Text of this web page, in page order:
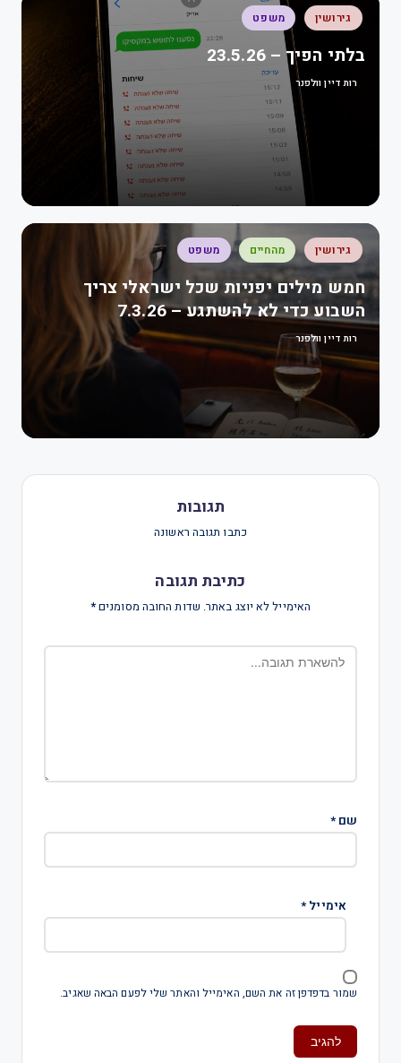
גירושין משפט
בלתי הפיך – 23.5.26
רות דיין וולפנר
גירושין מהחיים משפט
חמש מילים יפניות שכל ישראלי צריך
השבוע כדי לא להשתגע – 7.3.26
רות דיין וולפנר
תגובות
כתבו תגובה ראשונה
כתיבת תגובה
האימייל לא יוצג באתר. שדות החובה מסומנים*
שם*
אימייל*
שמור בדפדפן זה את השם, האימייל והאתר שלי לפעם הבאה שאגיב.